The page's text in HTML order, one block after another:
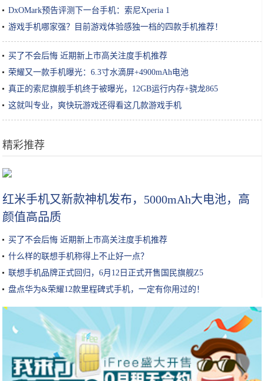
DxOMark预告评测下一台手机：索尼Xperia 1
游戏手机哪家强？目前游戏体验感独一档的四款手机推荐！
买了不会后悔 近期新上市高关注度手机推荐
荣耀又一款手机曝光：6.3寸水滴屏+4900mAh电池
真正的索尼旗舰手机终于被曝光，12GB运行内存+骁龙865
这就叫专业，爽快玩游戏还得看这几款游戏手机
精彩推荐
红米手机又新款神机发布，5000mAh大电池，高
颜值高品质
买了不会后悔 近期新上市高关注度手机推荐
什么样的联想手机称得上不止好一点？
联想手机品牌正式回归，6月12日正式开售国民旗舰Z5
盘点华为&荣耀12款里程碑式手机，一定有你用过的！